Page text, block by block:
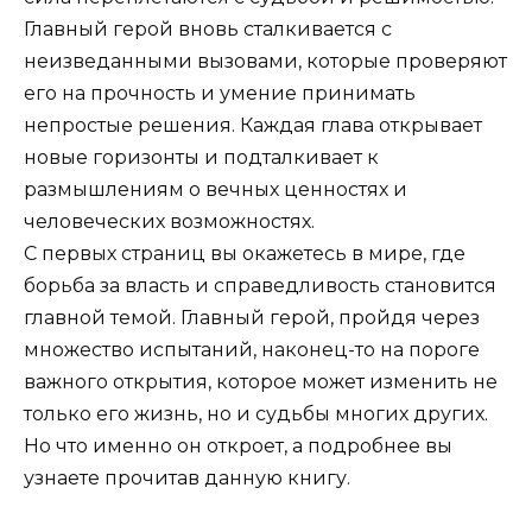
Главный герой вновь сталкивается с
неизведанными вызовами, которые проверяют
его на прочность и умение принимать
непростые решения. Каждая глава открывает
новые горизонты и подталкивает к
размышлениям о вечных ценностях и
человеческих возможностях.
С первых страниц вы окажетесь в мире, где
борьба за власть и справедливость становится
главной темой. Главный герой, пройдя через
множество испытаний, наконец-то на пороге
важного открытия, которое может изменить не
только его жизнь, но и судьбы многих других.
Но что именно он откроет, а подробнее вы
узнаете прочитав данную книгу.